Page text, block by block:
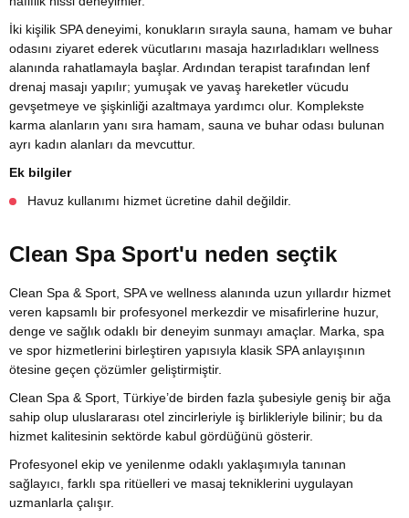
İki kişilik SPA deneyimi, konukların sırayla sauna, hamam ve buhar
odasını ziyaret ederek vücutlarını masaja hazırladıkları wellness
alanında rahatlamayla başlar. Ardından terapist tarafından lenf
drenaj masajı yapılır; yumuşak ve yavaş hareketler vücudu
gevşetmeye ve şişkinliği azaltmaya yardımcı olur. Komplekste
karma alanların yanı sıra hamam, sauna ve buhar odası bulunan
ayrı kadın alanları da mevcuttur.
Ek bilgiler
Havuz kullanımı hizmet ücretine dahil değildir.
Clean Spa Sport'u neden seçtik
Clean Spa & Sport, SPA ve wellness alanında uzun yıllardır hizmet
veren kapsamlı bir profesyonel merkezdir ve misafirlerine huzur,
denge ve sağlık odaklı bir deneyim sunmayı amaçlar. Marka, spa
ve spor hizmetlerini birleştiren yapısıyla klasik SPA anlayışının
ötesine geçen çözümler geliştirmiştir.
Clean Spa & Sport, Türkiye’de birden fazla şubesiyle geniş bir ağa
sahip olup uluslararası otel zincirleriyle iş birlikleriyle bilinir; bu da
hizmet kalitesinin sektörde kabul gördüğünü gösterir.
Profesyonel ekip ve yenilenme odaklı yaklaşımıyla tanınan
sağlayıcı, farklı spa ritüelleri ve masaj tekniklerini uygulayan
uzmanlarla çalışır.